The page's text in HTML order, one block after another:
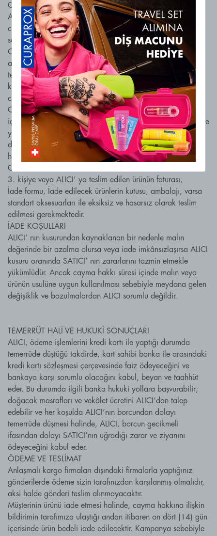
CAYMA HAKKININ SÜRESİ
Alıcı 14 gün içinde herhangi bir gerekçe göstermeksizin ve
cezai şart ödemeksizin sözleşmeden cayma hakkına
sahiptir.
Cayma hakkı süresi mal teslimine ilişkin sözleşmelerde
alıcının veya alıcı tarafından belirlenen üçüncü kişinin malı
teslim aldığı gün başlar. Ancak alıcı sözleşmenin
kurulmasından, malın teslimine kadar olan süre içerisinde
cayma hakkını kullanabilir.
Cayma hakkının kullanılması için 14 (ondört) günlük süre
içinde SATICI' ya iadeli taahhütlü posta, faks veya eposta ile
yazılı bildirimde bulunulması ve ürünün işbu sözleşmede
düzenlenen "Cayma Hakkı Kullanılamayacak Ürünler"
hükümleri çerçevesinde kullanılmamış olması şarttır.
CAYMA HAKKININ KULLANIMI
3. kişiye veya ALICI’ ya teslim edilen ürünün faturası,
İade formu, İade edilecek ürünlerin kutusu, ambalajı, varsa
standart aksesuarları ile eksiksiz ve hasarsız olarak teslim
edilmesi gerekmektedir.
İADE KOŞULLARI
ALICI’ nın kusurundan kaynaklanan bir nedenle malın
değerinde bir azalma olursa veya iade imkânsızlaşırsa ALICI
kusuru oranında SATICI’ nın zararlarını tazmin etmekle
yükümlüdür. Ancak cayma hakkı süresi içinde malın veya
ürünün usulüne uygun kullanılması sebebiyle meydana gelen
değişiklik ve bozulmalardan ALICI sorumlu değildir.
TEMERRÜT HALİ VE HUKUKİ SONUÇLARI
ALICI, ödeme işlemlerini kredi kartı ile yaptığı durumda
temerrüde düştüğü takdirde, kart sahibi banka ile arasındaki
kredi kartı sözleşmesi çerçevesinde faiz ödeyeceğini ve
bankaya karşı sorumlu olacağını kabul, beyan ve taahhüt
eder. Bu durumda ilgili banka hukuki yollara başvurabilir;
doğacak masrafları ve vekâlet ücretini ALICI’dan talep
edebilir ve her koşulda ALICI’nın borcundan dolayı
temerrüde düşmesi halinde, ALICI, borcun gecikmeli
ifasından dolayı SATICI’nın uğradığı zarar ve ziyanını
ödeyeceğini kabul eder.
ÖDEME VE TESLİMAT
Anlaşmalı kargo firmaları dışındaki firmalarla yaptığınız
gönderilerde ödeme sizin tarafınızdan karşılanmış olmalıdır,
aksi halde gönderi teslim alınmayacaktır.
Müşterinin ürünü iade etmesi halinde, cayma hakkına ilişkin
bildirimin tarafımıza ulaştığı andan itibaren on dört (14) gün
içerisinde ürün bedeli iade edilecektir. Kampanya sebebiyle